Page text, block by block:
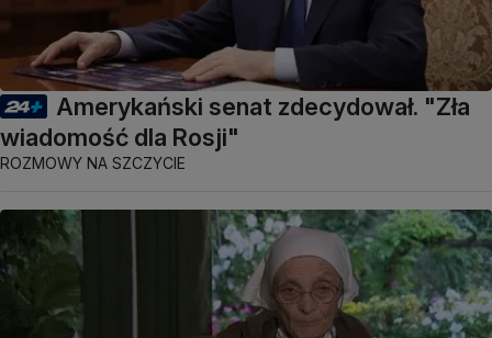
Amerykański senat zdecydował. "Zła
wiadomość dla Rosji"
ROZMOWY NA SZCZYCIE